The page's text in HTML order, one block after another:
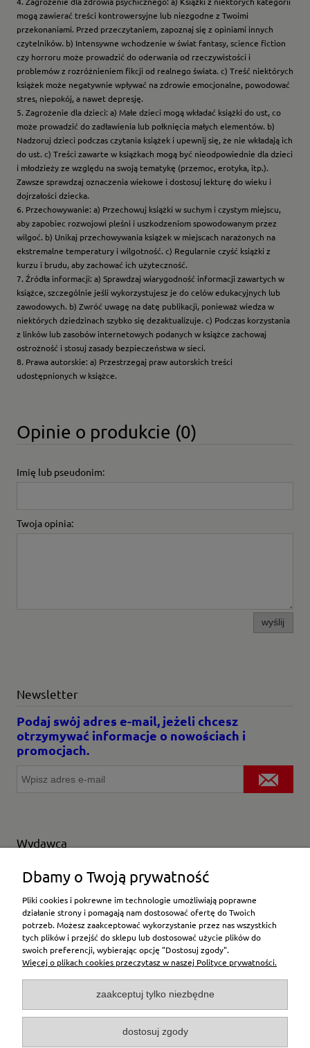
mogą zawierać treści kontrowersyjne lub niezgodne z Twoimi
przekonaniami. Przed przeczytaniem, zapoznaj się z opiniami innych
czytelników. b) Intensywne wchodzenie w świat fantasy, science fiction
czy horroru może prowadzić do oderwania od rzeczywistości i
problemów z rozróżnieniem fikcji od realnego świata. c) Treść niektórych
książek może negatywnie wpływać na zdrowie emocjonalne, powodować
stres, niepokój, a nawet depresję.
5. Zagrożenie dla dzieci: a) Małe dzieci mogą wkładać książki do ust, co
może prowadzić do zadławienia lub połknięcia małych elementów. b)
Nadzoruj dzieci podczas czytania książek i upewnij się, że nie wkładają ich
do ust. c) Treści zawarte w książkach mogą być nieodpowiednie dla dzieci
i młodzieży ze względu na swoją tematykę (przemoc, erotyka, itp.).
Zawsze sprawdzaj oznaczenia wiekowe i dostosuj lekturę do wieku i
dojrzałości dziecka.
6. Przechowywanie: a) Przechowuj książki w suchym i czystym miejscu,
aby zapobiec rozwojowi pleśni i uszkodzeniom spowodowanym przez
wilgoć. b) Unikaj przechowywania książek w miejscach narażonych na
ekstremalne temperatury i wilgotność. c) Regularnie czyść książki z
kurzu i brudu, aby zachować ich użyteczność.
7. Źródła informacji: a) Sprawdzaj wiarygodność informacji zawartych w
książce, szczególnie jeśli wykorzystujesz je do celów edukacyjnych lub
zawodowych. b) Zwróć uwagę na datę publikacji, ponieważ wiedza w
niektórych dziedzinach szybko się dezaktualizuje. c) Podczas korzystania
z linków lub zasobów internetowych podanych w książce zachowaj
ostrożność i stosuj zasady bezpieczeństwa w sieci.
8. Prawa autorskie: a) Przestrzegaj praw autorskich treści
udostępnionych w książce.
Opinie o produkcie (0)
Imię lub pseudonim:
Twoja opinia:
wyślij
Newsletter
Podaj swój adres e-mail, jeżeli chcesz
otrzymywać informacje o nowościach i
promocjach.
Wydawca
Wybierz producenta
Moje konto
Płatności i dostawa
Pomoc
O firmie
Dbamy o Twoją prywatność
Pliki cookies i pokrewne im technologie umożliwiają poprawne
działanie strony i pomagają nam dostosować ofertę do Twoich
potrzeb. Możesz zaakceptować wykorzystanie przez nas wszystkich
tych plików i przejść do sklepu lub dostosować użycie plików do
swoich preferencji, wybierając opcję "Dostosuj zgody".
Więcej o plikach cookies przeczytasz w naszej Polityce prywatności.
zaakceptuj tylko niezbędne
dostosuj zgody